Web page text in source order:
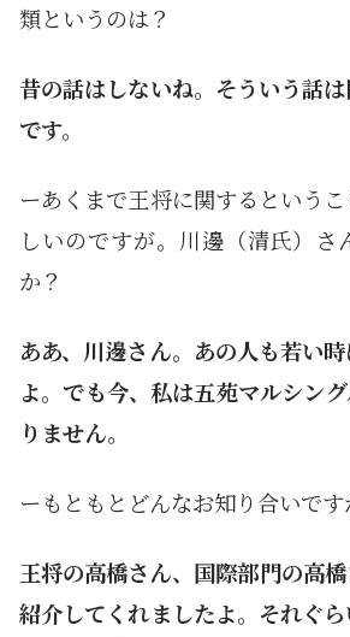
類というのは？
昔の話はしないね。そういう話
です。
ーあくまで王将に関するという
しいのですが。川邊（清氏）さ
か？
ああ、川邊さん。あの人も若い
よ。でも今、私は五苑マルシン
りません。
ーもともとどんなお知り合いです
王将の高橋さん、国際部門の高
紹介してくれましたよ。それぐ